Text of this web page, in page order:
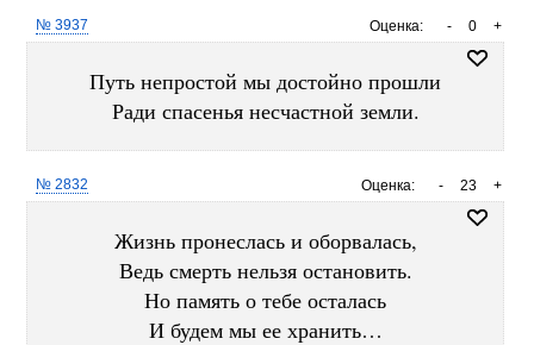
Оценка: +
0
-
№ 3937
Путь непростой мы достойно прошли
Ради спасенья несчастной земли.
Оценка: +
23
-
№ 2832
Жизнь пронеслась и оборвалась,
Ведь смерть нельзя остановить.
Но память о тебе осталась
И будем мы ее хранить…